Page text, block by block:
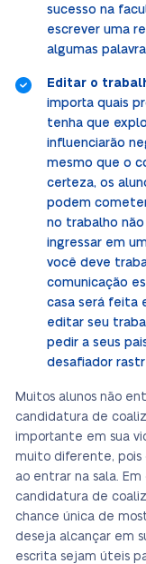
sucesso na
escrever uma
algumas
Editar o
importa quais
tenha que
influenciarão
mesmo que o
certeza, os
podem
no trabalho
ingressar em
você deve
comunicação
casa será feita
editar seu
pedir a seus
desafiador
Muitos alunos não
candidatura de
importante em sua
muito diferente, pois
ao entrar na sala.
candidatura de
chance única de
deseja alcançar em
escrita sejam úteis